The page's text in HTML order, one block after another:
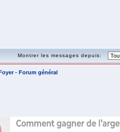
Montrer les messages depuis:
- Forum général